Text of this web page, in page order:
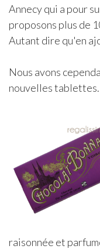
Annecy qui a pour
proposons plus de
Autant dire qu'en
Nous avons
nouvelles tablettes.
raisonnée et